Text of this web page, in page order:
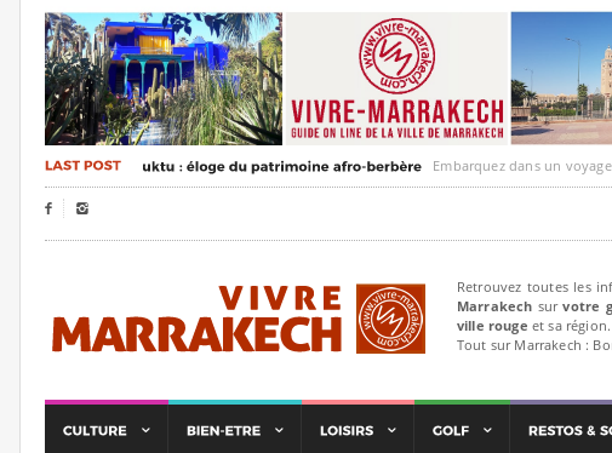
Embarquez dans un voyage
 
Retrouvez toutes les
Marrakech survotre
ville rouge et sa région.
Tout sur Marrakech :